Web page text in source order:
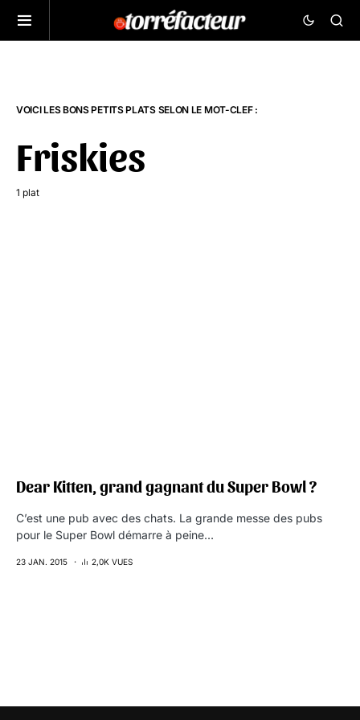
VOICI LES BONS PETITS PLATS SELON LE MOT-CLEF :
Friskies
1 plat
Dear Kitten, grand gagnant du Super Bowl ?
C’est une pub avec des chats. La grande messe des pubs
pour le Super Bowl démarre à peine…
23 JAN. 2015 2,0K VUES